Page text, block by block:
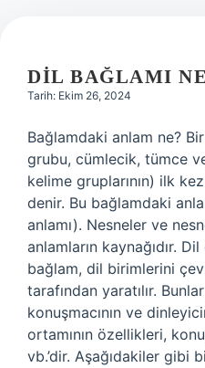
DIL BAĞLAMI
Tarih: Ekim 26, 2024
Bağlamdaki anlam ne?
grubu, cümlecik, tümce
kelime gruplarının) ilk
denir. Bu bağlamdaki
anlamı). Nesneler ve
anlamların kaynağıdır.
bağlam, dil birimlerini
tarafından yaratılır.
konuşmacının ve
ortamının özellikleri,
vb.’dir. Aşağıdakiler gibi